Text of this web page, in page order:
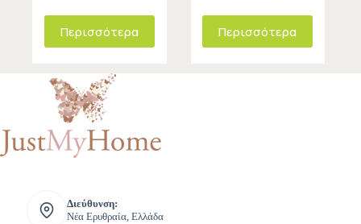
Περισσότερα Περισσότερα
Διεύθυνση:
Νέα Ερυθραία, Ελλάδα